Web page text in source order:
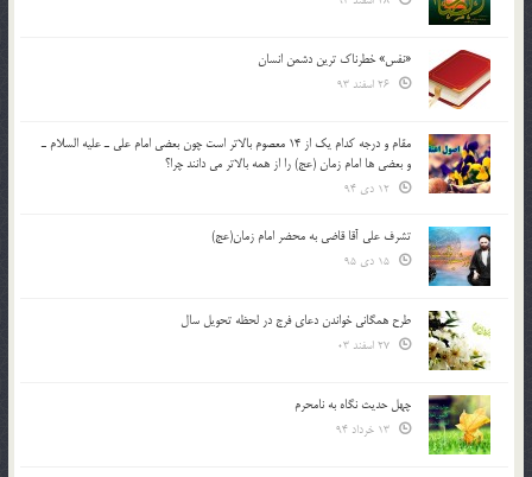
«نفس» خطرناک ترین دشمن انسان
مقام و درجه كدام يك از 14 معصوم بالاتر است چون بعضي امام علي ـ عليه السلام ـ
و بعضي ها امام زمان (عج) را از همه بالاتر مي دانند چرا؟
تشرف علي آقا قاضي به محضر امام زمان(عج)
طرح همگانی خواندن دعای فرج در لحظه تحویل سال
چهل حدیث نگاه به نامحرم